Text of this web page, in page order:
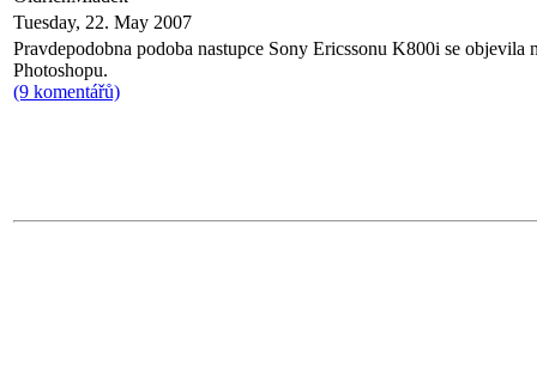
Tuesday, 22. May 2007
Pravdepodobna podoba nastupce Sony Ericssonu K800i se
Photoshopu.
(9 komentářů)